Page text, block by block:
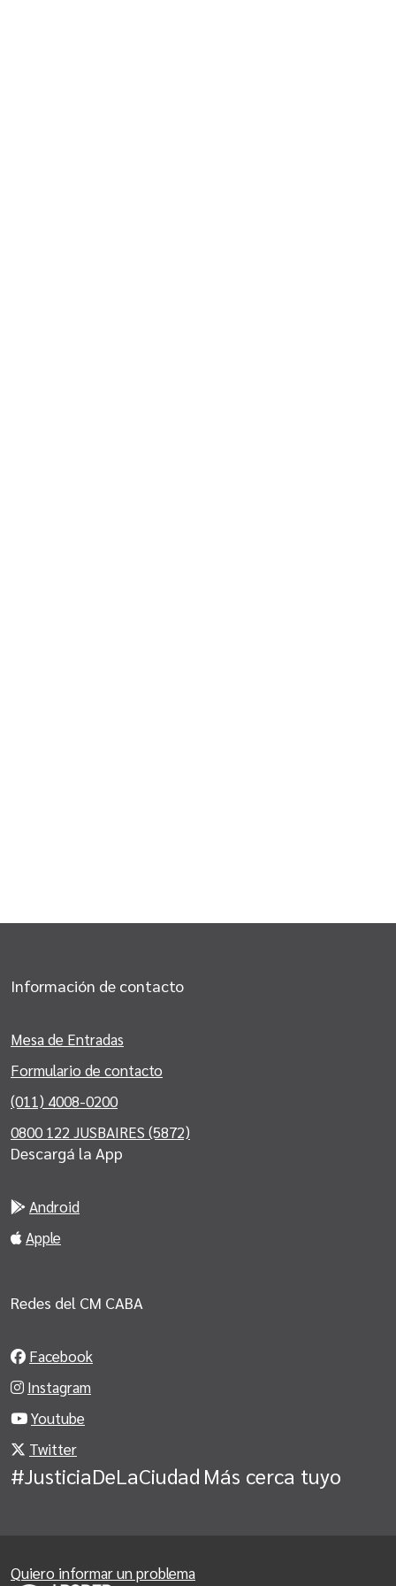
Información de contacto
Mesa de Entradas
Formulario de contacto
(011) 4008-0200
0800 122 JUSBAIRES (5872)
Descargá la App
Android
Apple
Redes del CM CABA
Facebook
Instagram
Youtube
Twitter
#JusticiaDeLaCiudad Más cerca tuyo
Quiero informar un problema